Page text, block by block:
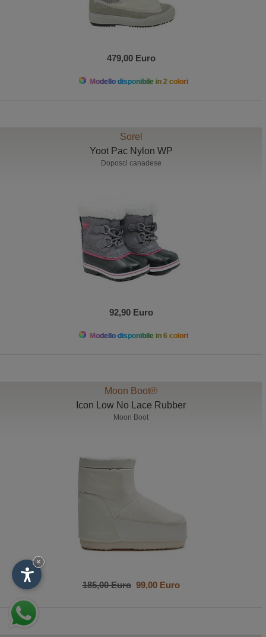
479,00 Euro
Modello disponibile in 2 colori
Sorel
Yoot Pac Nylon WP
Doposci canadese
92,90 Euro
Modello disponibile in 6 colori
Moon Boot®
Icon Low No Lace Rubber
Moon Boot
185,00 Euro99,00 Euro
×